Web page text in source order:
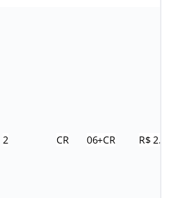
2 CR 06+CR R$